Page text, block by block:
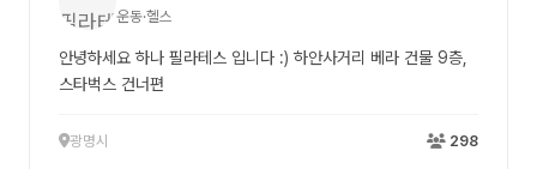
운동·헬스
안녕하세요 하나 필라테스 입니다 :) 하안사거리 베라 건물 9층,
스타벅스 건너편
광명시 298